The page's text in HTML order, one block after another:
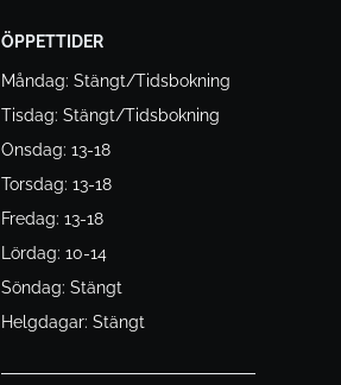
ÖPPETTIDER
Måndag: Stängt/Tidsbokning
Tisdag: Stängt/Tidsbokning
Onsdag: 13-18
Torsdag: 13-18
Fredag: 13-18
Lördag: 10-14
Söndag: Stängt
Helgdagar: Stängt